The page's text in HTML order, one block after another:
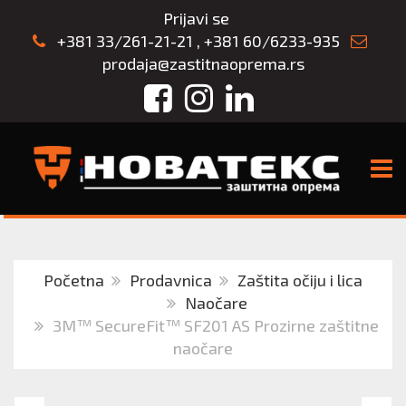
Prijavi se
+381 33/261-21-21 , +381 60/6233-935
prodaja@zastitnaoprema.rs
FacebookInstagram
LinkedIn
Početna Prodavnica
Zaštita očiju i lica
Naočare
3M™ SecureFit™ SF201 AS Prozirne zaštitne
naočare